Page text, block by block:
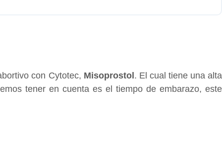
con Cytotec, Misoprostol . El cual tiene una alta
tener en cuenta es el tiempo de embarazo, este